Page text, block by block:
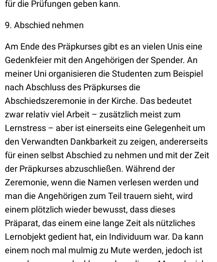
für die Prüfungen geben kann.
9. Abschied nehmen
Am Ende des Präpkurses gibt es an vielen Unis eine
Gedenkfeier mit den Angehörigen der Spender. An
meiner Uni organisieren die Studenten zum Beispiel
nach Abschluss des Präpkurses die
Abschiedszeremonie in der Kirche. Das bedeutet
zwar relativ viel Arbeit – zusätzlich meist zum
Lernstress – aber ist einerseits eine Gelegenheit um
den Verwandten Dankbarkeit zu zeigen, andererseits
für einen selbst Abschied zu nehmen und mit der Zeit
der Präpkurses abzuschließen. Während der
Zeremonie, wenn die Namen verlesen werden und
man die Angehörigen zum Teil trauern sieht, wird
einem plötzlich wieder bewusst, dass dieses
Präparat, das einem eine lange Zeit als nützliches
Lernobjekt gedient hat, ein Individuum war. Da kann
einem noch mal mulmig zu Mute werden, jedoch ist